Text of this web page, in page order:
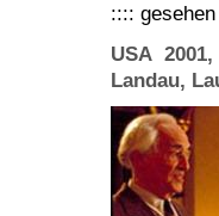
::::
USA
Landau,